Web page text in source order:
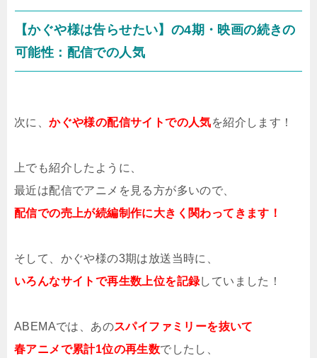
【かぐや様は告らせたい】の4期・映画の続きの
可能性：配信での人気
次に、かぐや様の配信サイトでの人気を紹介します！
上でも紹介したように、
最近は配信でアニメを見る方が多いので、
配信での売上が続編制作に大きく関わってきます！
そして、かぐや様の3期は放送当時に、
いろんなサイトで再生数上位を記録していました！
ABEMAでは、あのスパイファミリーを抜いて
春アニメで累計1位の再生数でしたし、